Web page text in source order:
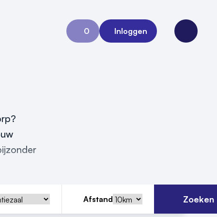
0
Aanvraag 0
Inloggen
Open
Afstand Zoeken